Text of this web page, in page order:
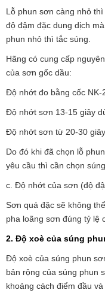
Lỗ phun sơn càng nhỏ
độ đậm đặc dung dịch
phun nhỏ thì tắc súng.
Hãng có cung cấp
của sơn gốc dầu:
Độ nhớt đo bằng cốc NK-
Độ nhớt sơn 13-15 giây
Độ nhớt sơn từ 20-30
Do đó khi đã chọn lỗ
yêu cầu thì cần chọn
c. Độ nhớt của sơn (độ
Sơn quá đặc sẽ không
pha loãng sơn đúng tỷ lệ
2. Độ xoè của súng
Độ xoè của súng phun
bản rộng của súng phun
khoảng cách điểm đầu